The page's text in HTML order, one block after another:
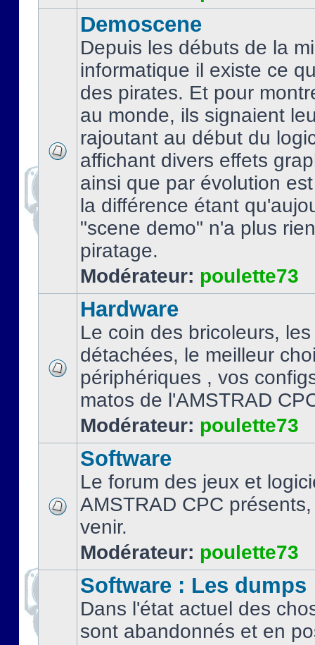
Demoscene
Depuis les débuts de la
informatique il existe ce
des pirates. Et pour
au monde, ils signaient
rajoutant au début du
affichant divers effets
ainsi que par évolution
la différence étant
"scene demo" n'a plus
piratage.
Modérateur: poulette73
Hardware
Le coin des bricoleurs,
détachées, le meilleur
périphériques , vos
matos de l'AMSTRAD
Modérateur: poulette73
Software
Le forum des jeux et
AMSTRAD CPC
venir.
Modérateur: poulette73
Software : Les dumps
Dans l'état actuel des
sont abandonnés et en